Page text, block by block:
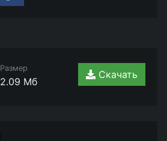
Размер
2.09 Мб
Скачать